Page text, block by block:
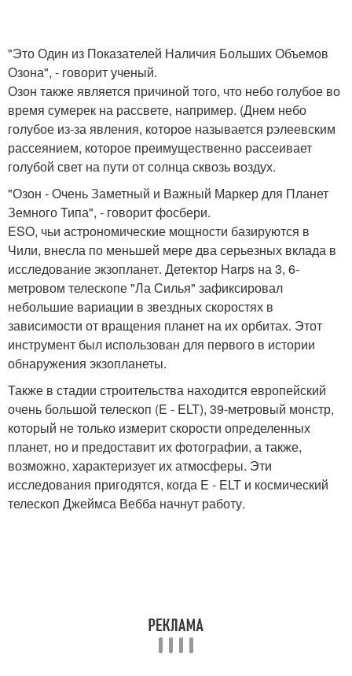
"Это Один из Показателей Наличия Больших Объемов
Озона", - говорит ученый.
Озон также является причиной того, что небо голубое во
время сумерек на рассвете, например. (Днем небо
голубое из-за явления, которое называется рэлеевским
рассеянием, которое преимущественно рассеивает
голубой свет на пути от солнца сквозь воздух.
"Озон - Очень Заметный и Важный Маркер для Планет
Земного Типа", - говорит фосбери.
ESO, чьи астрономические мощности базируются в
Чили, внесла по меньшей мере два серьезных вклада в
исследование экзопланет. Детектор Harps на 3, 6-
метровом телескопе "Ла Силья" зафиксировал
небольшие вариации в звездных скоростях в
зависимости от вращения планет на их орбитах. Этот
инструмент был использован для первого в истории
обнаружения экзопланеты.
Также в стадии строительства находится европейский
очень большой телескоп (E - ELT), 39-метровый монстр,
который не только измерит скорости определенных
планет, но и предоставит их фотографии, а также,
возможно, характеризует их атмосферы. Эти
исследования пригодятся, когда E - ELT и космический
телескоп Джеймса Вебба начнут работу.